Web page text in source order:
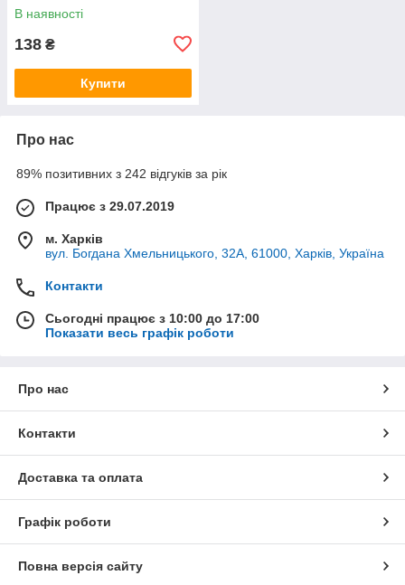
В наявності
138 ₴
Купити
Про нас
89% позитивних з 242 відгуків за рік
Працює з 29.07.2019
м. Харків
вул. Богдана Хмельницького, 32А, 61000, Харків, Україна
Контакти
Сьогодні працює з 10:00 до 17:00
Показати весь графік роботи
Про нас
Контакти
Доставка та оплата
Графік роботи
Повна версія сайту